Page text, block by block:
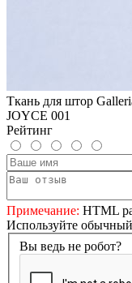
Ткань для штор
JOYCE 001
Рейтинг
Примечание: HTML
Используйте обычный
Вы ведь не робот?